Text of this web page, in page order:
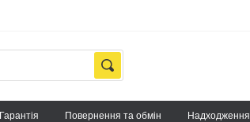
Гарантія Повернення та обмін Надходження